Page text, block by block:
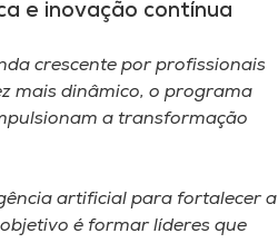
e inovação contínua
crescente por profissionais
mais dinâmico, o programa
a transformação
artificial para fortalecer a
é formar líderes que